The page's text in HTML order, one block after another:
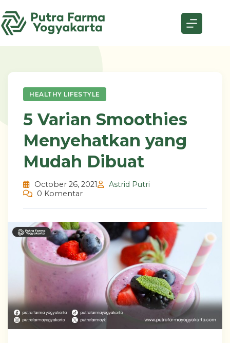
to
content
HEALTHY LIFESTYLE
5 Varian Smoothies
Menyehatkan yang
Mudah Dibuat
October 26, 2021
Astrid Putri
0 Komentar